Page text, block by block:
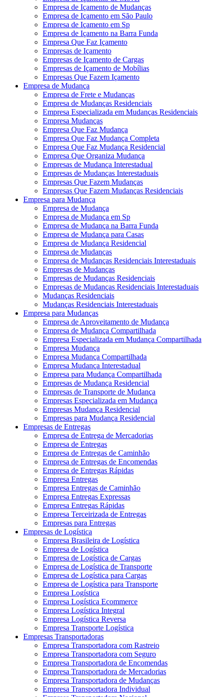
Empresa de Içamento de Mudanças
Empresa de Içamento em São Paulo
Empresa de Içamento em Sp
Empresa de Içamento na Barra Funda
Empresa Que Faz Içamento
Empresas de Içamento
Empresas de Içamento de Cargas
Empresas de Içamento de Mobílias
Empresas Que Fazem Içamento
Empresa de Mudança
Empresa de Frete e Mudanças
Empresa de Mudanças Residenciais
Empresa Especializada em Mudanças Residenciais
Empresa Mudanças
Empresa Que Faz Mudança
Empresa Que Faz Mudança Completa
Empresa Que Faz Mudança Residencial
Empresa Que Organiza Mudança
Empresas de Mudança Interestadual
Empresas de Mudanças Interestaduais
Empresas Que Fazem Mudanças
Empresas Que Fazem Mudanças Residenciais
Empresa para Mudança
Empresa de Mudança
Empresa de Mudança em Sp
Empresa de Mudança na Barra Funda
Empresa de Mudança para Casas
Empresa de Mudança Residencial
Empresa de Mudanças
Empresa de Mudanças Residenciais Interestaduais
Empresas de Mudanças
Empresas de Mudanças Residenciais
Empresas de Mudanças Residenciais Interestaduais
Mudanças Residenciais
Mudanças Residenciais Interestaduais
Empresa para Mudanças
Empresa de Aproveitamento de Mudança
Empresa de Mudança Compartilhada
Empresa Especializada em Mudança Compartilhada
Empresa Mudança
Empresa Mudança Compartilhada
Empresa Mudança Interestadual
Empresa para Mudança Compartilhada
Empresas de Mudança Residencial
Empresas de Transporte de Mudança
Empresas Especializada em Mudança
Empresas Mudança Residencial
Empresas para Mudança Residencial
Empresas de Entregas
Empresa de Entrega de Mercadorias
Empresa de Entregas
Empresa de Entregas de Caminhão
Empresa de Entregas de Encomendas
Empresa de Entregas Rápidas
Empresa Entregas
Empresa Entregas de Caminhão
Empresa Entregas Expressas
Empresa Entregas Rápidas
Empresa Terceirizada de Entregas
Empresas para Entregas
Empresas de Logística
Empresa Brasileira de Logística
Empresa de Logística
Empresa de Logística de Cargas
Empresa de Logística de Transporte
Empresa de Logística para Cargas
Empresa de Logística para Transporte
Empresa Logística
Empresa Logística Ecommerce
Empresa Logística Integral
Empresa Logística Reversa
Empresa Transporte Logística
Empresas Transportadoras
Empresa Transportadora com Rastreio
Empresa Transportadora com Seguro
Empresa Transportadora de Encomendas
Empresa Transportadora de Mercadorias
Empresa Transportadora de Mudanças
Empresa Transportadora Individual